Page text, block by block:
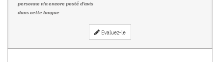
personne n'a encore posté d'avis
dans cette langue
Evaluez-le